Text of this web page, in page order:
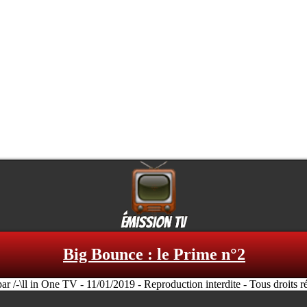
Big Bounce : le Prime n°2
/-\ll in One TV - 11/01/2019 - Reproduction interdite - Tous droits